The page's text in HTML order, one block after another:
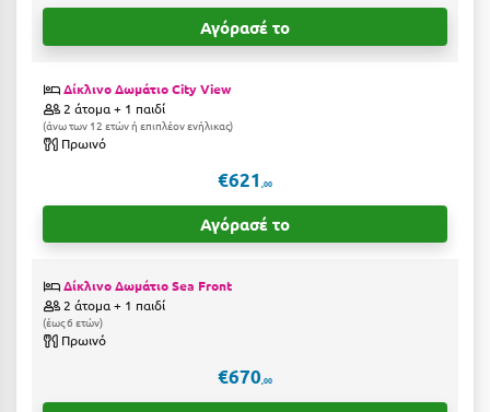
Καβάλα
Καλάβρυτα
Καλαμάτα
Καλαμπάκα
Κάλυμνος
Καμένα Βούρλα
Καρδάμαινα
Αγόρασέ το
Δίκλινο Δωμάτιο City View
2 άτομα + 1 παιδί
άνω των 12 ετών ή επιπλέον ενήλικας
Πρωινό
€621 ,00
Αγόρασέ το
Δίκλινο Δωμάτιο Sea Front
2 άτομα + 1 παιδί
έως 6 ετών
Πρωινό
€670 ,00